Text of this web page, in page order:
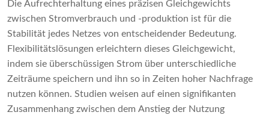
Die Aufrechterhaltung eines präzisen Gleichgewichts
zwischen Stromverbrauch und -produktion ist für die
Stabilität jedes Netzes von entscheidender Bedeutung.
Flexibilitätslösungen erleichtern dieses Gleichgewicht,
indem sie überschüssigen Strom über unterschiedliche
Zeiträume speichern und ihn so in Zeiten hoher Nachfrage
nutzen können. Studien weisen auf einen signifikanten
Zusammenhang zwischen dem Anstieg der Nutzung